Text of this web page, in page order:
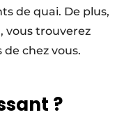
de quai. De plus,
vous trouverez
chez vous.
?